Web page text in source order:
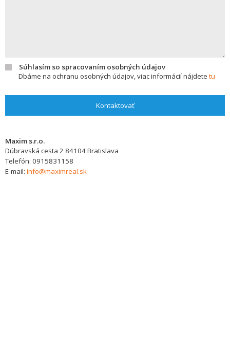
Súhlasím so spracovaním osobných údajov
Dbáme na ochranu osobných údajov, viac informácií nájdete tu
Kontaktovať
Maxim s.r.o.
Dúbravská cesta 2 84104Bratislava
Telefón: 0915831158
E-mail: info@maximreal.sk